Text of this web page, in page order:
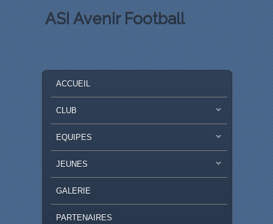
ASI Avenir Football
MASQUER LA NAVIGATION PRINCIPALE
MASQUER LA NAVIGATION SECONDAIRE
ACCUEIL
CLUB
EQUIPES
JEUNES
GALERIE
PARTENAIRES